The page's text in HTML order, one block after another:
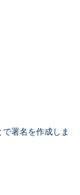
署名を作成しま